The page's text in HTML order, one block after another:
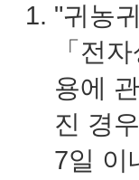
"귀농
「전
용에
진 경
7일 이